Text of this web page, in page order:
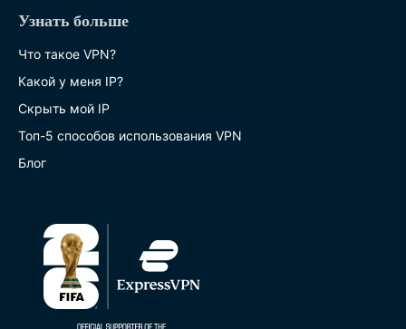
Узнать больше
Что такое VPN?
Какой у меня IP?
Скрыть мой IP
Топ-5 способов использования VPN
Блог